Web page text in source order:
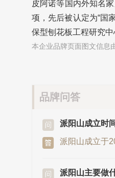
皮阿诺等国内外知名
项，先后被认定为“国
保型刨花板工程研究中
本企业品牌页面图文信息
品牌问答
派阳山成立时
派阳山成立于
派阳山主要做